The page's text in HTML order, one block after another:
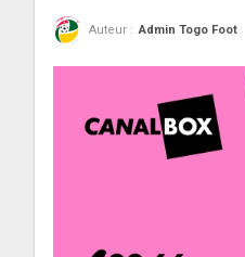
Auteur : Admin Togo Foot